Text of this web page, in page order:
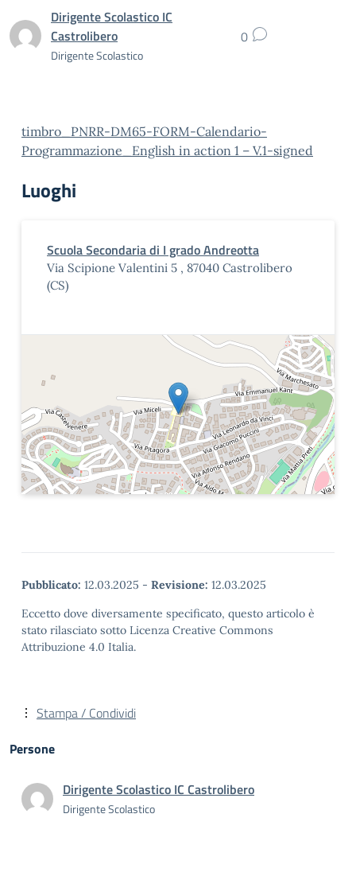
Dirigente Scolastico IC
Castrolibero
Dirigente Scolastico
0
timbro_PNRR-DM65-FORM-Calendario-
Programmazione_English in action 1 – V.1-signed
Luoghi
Scuola Secondaria di I grado Andreotta
Via Scipione Valentini 5 , 87040 Castrolibero
(CS)
Pubblicato: 12.03.2025 - Revisione: 12.03.2025
Eccetto dove diversamente specificato, questo articolo è
stato rilasciato sotto Licenza Creative Commons
Attribuzione 4.0 Italia.
Stampa / Condividi
Persone
Dirigente Scolastico IC Castrolibero
Dirigente Scolastico